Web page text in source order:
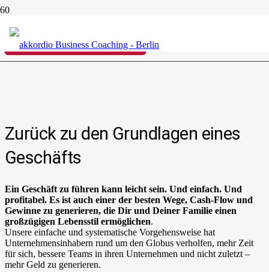
ActionCOACH?
FINDE MEHR HERAUS
Zurück zu den Grundlagen eines
Geschäfts
Ein Geschäft zu führen kann leicht sein. Und einfach. Und
profitabel. Es ist auch einer der besten Wege, Cash-Flow und
Gewinne zu generieren, die Dir und Deiner Familie einen
großzügigen Lebensstil ermöglichen.
Unsere einfache und systematische Vorgehensweise hat
Unternehmensinhabern rund um den Globus verholfen, mehr Zeit
für sich, bessere Teams in ihren Unternehmen und nicht zuletzt –
mehr Geld zu generieren.